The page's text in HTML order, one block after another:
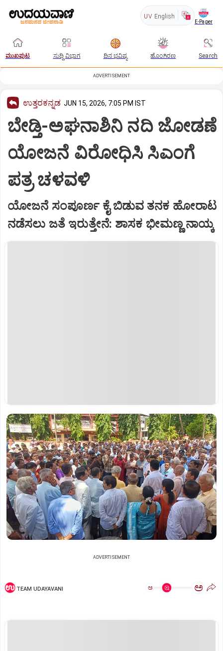
UV English
E-Paper
ಮುಖಪುಟ ಸುದ್ದಿ ವಿಭಾಗ ದಿನ ಭವಿಷ್ಯ ಹೊಂಗಿರಣ Search
ADVERTISEMENT
ಉತ್ತರಕನ್ನಡ JUN 15, 2026, 7:05 PM IST
ಬೇಡ್ತಿ-ಅಘನಾಶಿನಿ ನದಿ ಜೋಡಣೆ
ಯೋಜನೆ ವಿರೋಧಿಸಿ ಸಿಎಂಗೆ
ಪತ್ರ ಚಳವಳಿ
ಯೋಜನೆ ಸಂಪೂರ್ಣ ಕೈ ಬಿಡುವ ತನಕ ಹೋರಾಟ
ನಡೆಸಲು ಜತೆ ಇರುತ್ತೇನೆ: ಶಾಸಕ ಭೀಮಣ್ಣ ನಾಯ್ಕ
ADVERTISEMENT
TEAM UDAYAVANI ಅ ಅ